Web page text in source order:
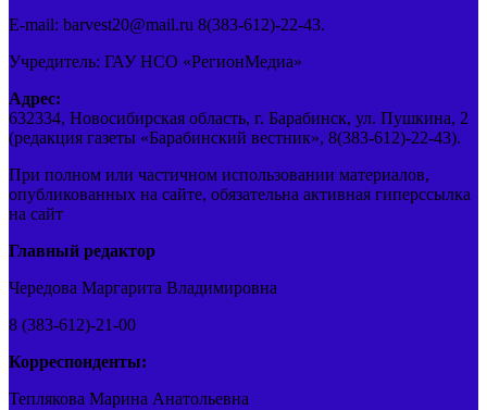
E-mail: barvest20@mail.ru 8(383-612)-22-43.
Учредитель: ГАУ НСО «РегионМедиа»
Адрес:
632334, Новосибирская область, г. Барабинск, ул. Пушкина, 2
(редакция газеты «Барабинский вестник», 8(383-612)-22-43).
При полном или частичном использовании материалов,
опубликованных на сайте, обязательна активная гиперссылка
на сайт
Главный редактор
Чередова Маргарита Владимировна
8 (383-612)-21-00
Корреспонденты:
Теплякова Марина Анатольевна